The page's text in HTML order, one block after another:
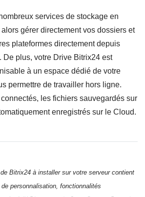
services de stockage en
alors gérer directement vos dossiers et
plateformes directement depuis
De plus, votre Drive Bitrix24 est
à un espace dédié de votre
permettre de travailler hors ligne.
les fichiers sauvegardés sur
enregistrés sur le Cloud.
de Bitrix24 à installer sur votre serveur contient
personnalisation, fonctionnalités